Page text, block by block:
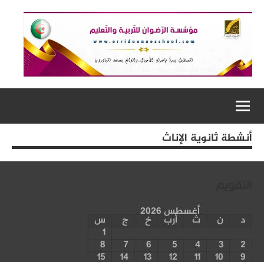
أنشطة ثانوية الإناث
أغسطس 2026
د ن ث أرب خ ج س
1
2
3
4
5
6
7
8
9
10
11
12
13
14
15